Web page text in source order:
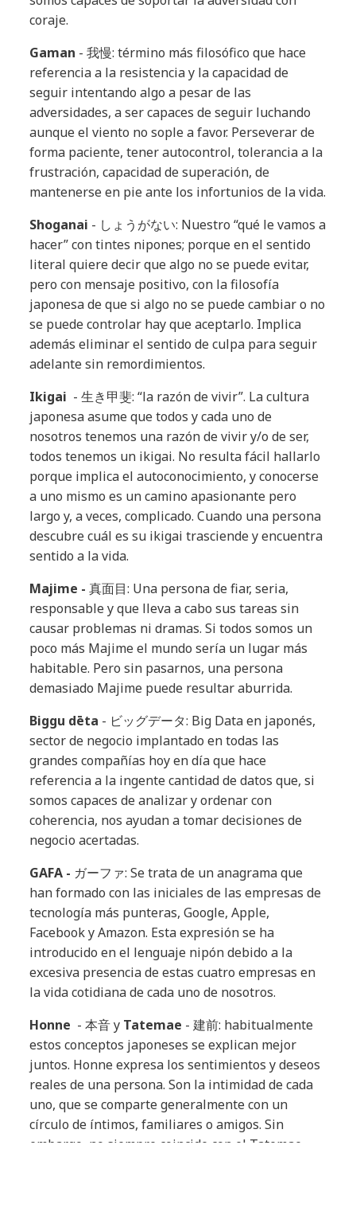
coraje.
Gaman - 我慢: término más filosófico que hace
referencia a la resistencia y la capacidad de
seguir intentando algo a pesar de las
adversidades, a ser capaces de seguir luchando
aunque el viento no sople a favor. Perseverar de
forma paciente, tener autocontrol, tolerancia a la
frustración, capacidad de superación, de
mantenerse en pie ante los infortunios de la vida.
Shoganai - しょうがない: Nuestro “qué le vamos a
hacer” con tintes nipones; porque en el sentido
literal quiere decir que algo no se puede evitar,
pero con mensaje positivo, con la filosofía
japonesa de que si algo no se puede cambiar o no
se puede controlar hay que aceptarlo. Implica
además eliminar el sentido de culpa para seguir
adelante sin remordimientos.
Ikigai - 生き甲斐: “la razón de vivir”. La cultura
japonesa asume que todos y cada uno de
nosotros tenemos una razón de vivir y/o de ser,
todos tenemos un ikigai. No resulta fácil hallarlo
porque implica el autoconocimiento, y conocerse
a uno mismo es un camino apasionante pero
largo y, a veces, complicado. Cuando una persona
descubre cuál es su ikigai trasciende y encuentra
sentido a la vida.
Majime -真面目: Una persona de fiar, seria,
responsable y que lleva a cabo sus tareas sin
causar problemas ni dramas. Si todos somos un
poco más Majime el mundo sería un lugar más
habitable. Pero sin pasarnos, una persona
demasiado Majime puede resultar aburrida.
Biggu dēta - ビッグデータ: Big Data en japonés,
sector de negocio implantado en todas las
grandes compañías hoy en día que hace
referencia a la ingente cantidad de datos que, si
somos capaces de analizar y ordenar con
coherencia, nos ayudan a tomar decisiones de
negocio acertadas.
GAFA - ガーファ: Se trata de un anagrama que
han formado con las iniciales de las empresas de
tecnología más punteras, Google, Apple,
Facebook y Amazon. Esta expresión se ha
introducido en el lenguaje nipón debido a la
excesiva presencia de estas cuatro empresas en
la vida cotidiana de cada uno de nosotros.
Honne - 本音 y Tatemae - 建前: habitualmente
estos conceptos japoneses se explican mejor
juntos. Honne expresa los sentimientos y deseos
reales de una persona. Son la intimidad de cada
uno, que se comparte generalmente con un
círculo de íntimos, familiares o amigos. Sin
embargo, no siempre coincide con el Tatemae,